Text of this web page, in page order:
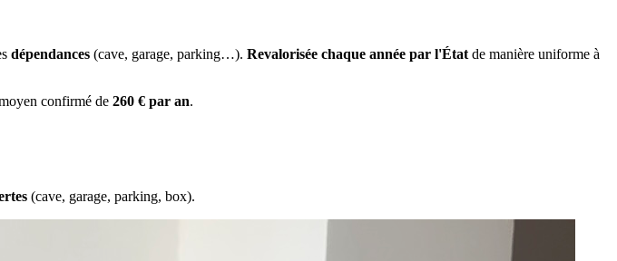
dépendances (cave, garage, parking…). Revalorisée chaque année par l'État de manière uniforme à
confirmé de 260 € par an.
(cave, garage, parking, box).